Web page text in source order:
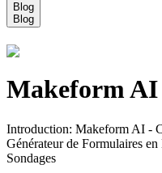
Blog
Blog
Makeform AI
Introduction: Makeform AI -
Générateur de Formulaires
Sondages